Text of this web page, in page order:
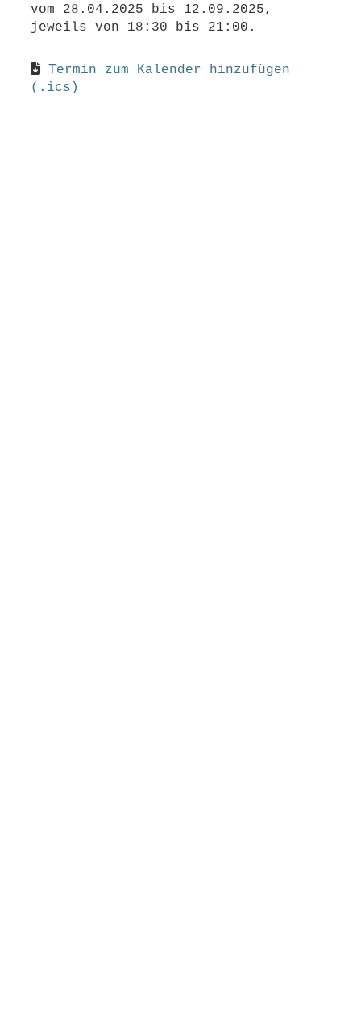
vom 28.04.2025 bis 12.09.2025,
jeweils von 18:30 bis 21:00.
Termin zum Kalender hinzufügen
(.ics)